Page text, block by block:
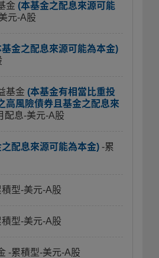
金 (本基金之配息來源可能
元-A股
基金之配息來源可能為本金)
基金 (本基金有相當比重投
高風險債券且基金之配息來
配息-美元-A股
配息來源可能為本金) -累
積型-美元-A股
積型-美元-A股
-累積型-美元-A股